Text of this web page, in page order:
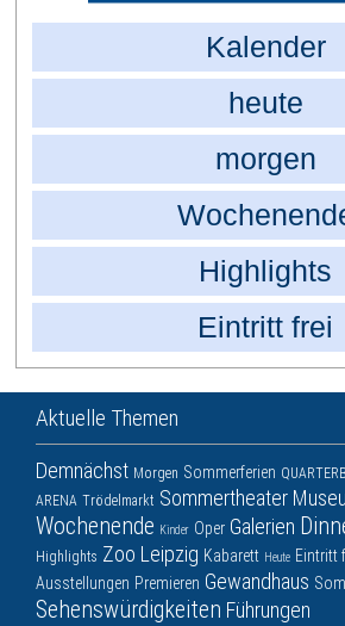
Kalender
heute
morgen
Highlights
Eintritt frei
Aktuelle Themen
Demnächst Morgen Sommerferien
ARENA Trödelmarkt Sommertheater
Wochenende Kinder Oper Galerien
Highlights Zoo Leipzig Kabarett Heute Eintritt
Ausstellungen Premieren Gewandhaus
Sehenswürdigkeiten Führungen